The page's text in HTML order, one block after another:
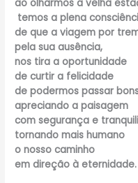
ao olharmos a velha
temos a plena
de que a viagem por
pela sua ausência,
nos tira a oportunidade
de curtir a felicidade
de podermos passar
apreciando a paisagem
com segurança e
tornando mais humano
o nosso caminho
em direção à eternidade.